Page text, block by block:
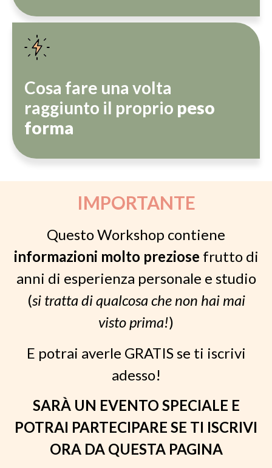
Cosa fare una volta
raggiunto il proprio peso
forma
IMPORTANTE
Questo Workshop contiene
informazioni molto preziose frutto di
anni di esperienza personale e studio
(si tratta di qualcosa che non hai mai
visto prima!)
E potrai averle GRATIS se ti iscrivi
adesso!
SARÀ UN EVENTO SPECIALE E
POTRAI PARTECIPARE SE TI ISCRIVI
ORA DA QUESTA PAGINA